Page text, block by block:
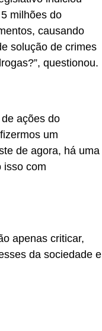
milhões do
causando
solução de crimes
questionou.
ações do
um
de agora, há uma
isso com
apenas criticar,
da sociedade e